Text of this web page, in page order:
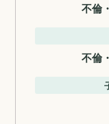
不倫
不倫